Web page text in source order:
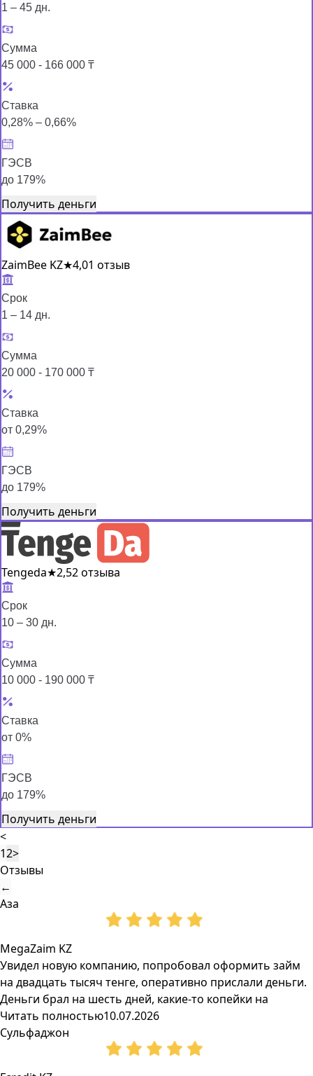
1 – 45 дн.
Сумма
45 000 - 166 000 ₸
Ставка
0,28% – 0,66%
ГЭСВ
до 179%
Получить деньги
ZaimBee KZ★4,01 отзыв
Срок
1 – 14 дн.
Сумма
20 000 - 170 000 ₸
Ставка
от 0,29%
ГЭСВ
до 179%
Получить деньги
Tengeda★2,52 отзыва
Срок
10 – 30 дн.
Сумма
10 000 - 190 000 ₸
Ставка
от 0%
ГЭСВ
до 179%
Получить деньги
<
12>
Отзывы
←
Аза
MegaZaim KZ
Увидел новую компанию, попробовал оформить займ
на двадцать тысяч тенге, оперативно прислали деньги.
Деньги брал на шесть дней, какие-то копейки на
Читать полностью10.07.2026
Сульфаджон